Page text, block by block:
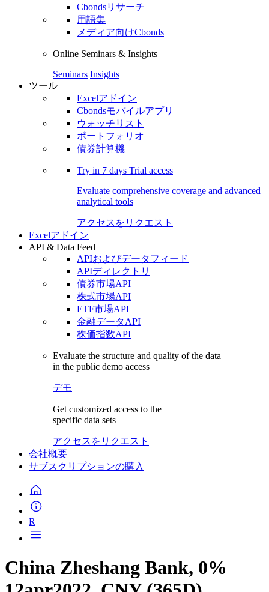
Cbondsリサーチ
用語集
メディア向けCbonds
Online Seminars & Insights
Seminars Insights
ツール
Excelアドイン
Cbondsモバイルアプリ
ウォッチリスト
ポートフォリオ
債券計算機
Try in 7 days Trial access
Evaluate comprehensive coverage and advanced
analytical tools
アクセスをリクエスト
Excelアドイン
API & Data Feed
APIおよびデータフィード
APIディレクトリ
債券市場API
株式市場API
ETF市場API
金融データAPI
株価指数API
Evaluate the structure and quality of the data
in the public demo access
デモ
Get customized access to the
specific data sets
アクセスをリクエスト
会社概要
サブスクリプションの購入
R
China Zheshang Bank, 0%